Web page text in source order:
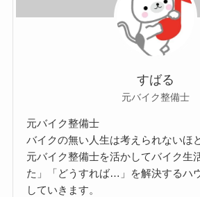
すばる
元バイク整備士
元バイク整備士
バイクの無い人生は考えられないほ
元バイク整備士を活かしてバイク生
た」「どうすれば…」を解決するハ
していきます。